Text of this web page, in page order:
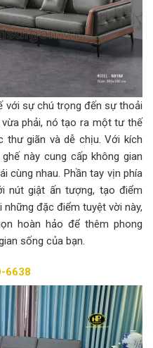
với sự chú trọng đến sự thoải
phải, nó tạo ra một tư thế
thư giãn và dễ chịu. Với kích
này cung cấp không gian
cùng nhau. Phần tay vịn phía
nút giật ấn tượng, tạo điểm
đặc điểm tuyệt vời này,
hoàn hảo để thêm phong
sống của bạn.
6638